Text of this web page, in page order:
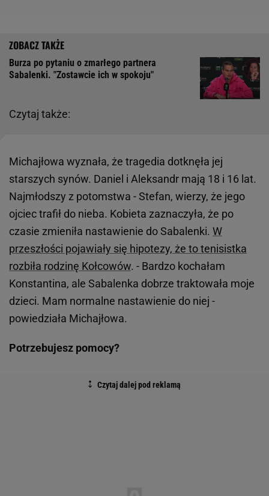
Czytaj także:
Burza po pytaniu o zmarłego partnera
Sabalenki. "Zostawcie ich w spokoju"
Michajłowa wyznała, że tragedia dotknęła jej
starszych synów. Daniel i Aleksandr mają 18 i 16 lat.
Najmłodszy z potomstwa - Stefan, wierzy, że jego
ojciec trafił do nieba. Kobieta zaznaczyła, że po
czasie zmieniła nastawienie do Sabalenki. W
przeszłości pojawiały się hipotezy, że to tenisistka
rozbiła rodzinę Kołcowów. - Bardzo kochałam
Konstantina, ale Sabalenka dobrze traktowała moje
dzieci. Mam normalne nastawienie do niej -
powiedziała Michajłowa.
Potrzebujesz pomocy?